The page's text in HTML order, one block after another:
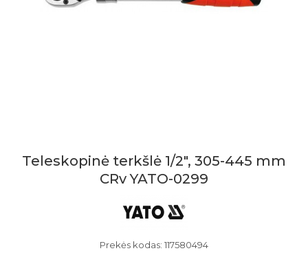
Teleskopinė terkšlė 1/2", 305-445 mm
CRv YATO-0299
Prekės kodas: 117580494